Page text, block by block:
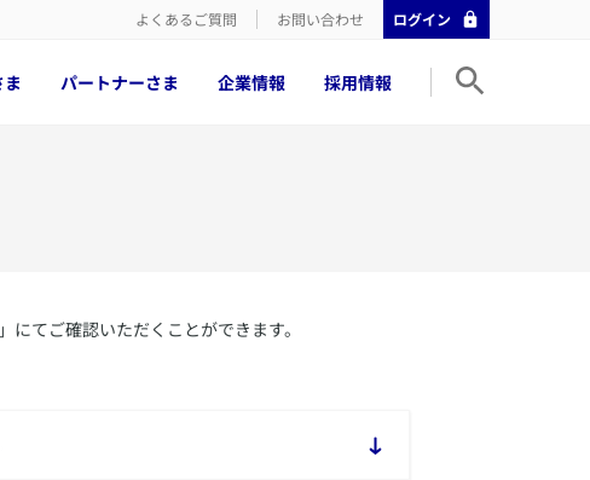
よくあるご質問 お問い合わせ ログイン
パートナーさま 企業情報 採用情報
」にてご確認いただくことができます。